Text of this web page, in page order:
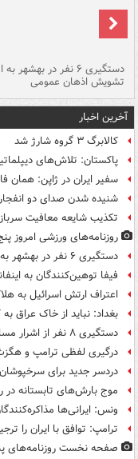
دستگیری ۶ نفر در بهشهر
تشویش اذهان عمومی
آخرین اخبار
کالابرگ ۳ گروه شارژ شد
پاکستان: تلاش‌های
سفیر ایران در ژاپن: همان
شنیده شدن صدای دو
تکذیب شایعه معافیت
روزنامه‌های ورزشی امروز پنج‌شنبه ۱۵
دستگیری ۶ نفر در بهشهر به اتهام تشویش اذهان عمومی
فیفا توهین‌کنندگان به
اعتراف ارتش اسرائیل به هلاکت ۲ افسر در تله انفجاری
بغداد: نباید از خاک عراق
دستگیری ۸ نفر از اشرار مسلح شاخص و مرتبطین گروهک های تروریستی
درگیری لفظی ترامپ و
دردسر جدید برای سرخپوشان
موج بارش‌های تابستانه در راه ۱۱
ونس: ایرانی‌ها
ترامپ: توافق با ایران را
صفحه نخست روزنامه‌های پنجشنبه ۱۵